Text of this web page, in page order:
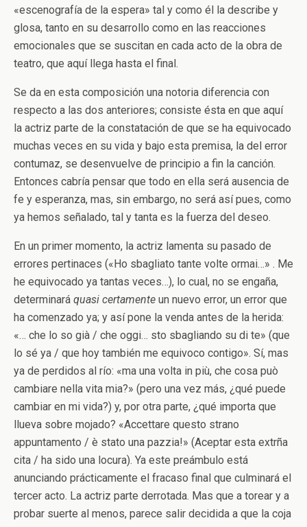
«escenografía de la espera» tal y como él la describe y
glosa, tanto en su desarrollo como en las reacciones
emocionales que se suscitan en cada acto de la obra de
teatro, que aquí llega hasta el final.
Se da en esta composición una notoria diferencia con
respecto a las dos anteriores; consiste ésta en que aquí
la actriz parte de la constatación de que se ha equivocado
muchas veces en su vida y bajo esta premisa, la del error
contumaz, se desenvuelve de principio a fin la canción.
Entonces cabría pensar que todo en ella será ausencia de
fe y esperanza, mas, sin embargo, no será así pues, como
ya hemos señalado, tal y tanta es la fuerza del deseo.
En un primer momento, la actriz lamenta su pasado de
errores pertinaces («Ho sbagliato tante volte ormai…» . Me
he equivocado ya tantas veces…), lo cual, no se engaña,
determinará quasi certamente un nuevo error, un error que
ha comenzado ya; y así pone la venda antes de la herida:
«… che lo so già / che oggi… sto sbagliando su di te» (que
lo sé ya / que hoy también me equivoco contigo». Sí, mas
ya de perdidos al río: «ma una volta in più, che cosa può
cambiare nella vita mia?» (pero una vez más, ¿qué puede
cambiar en mi vida?) y, por otra parte, ¿qué importa que
llueva sobre mojado? «Accettare questo strano
appuntamento / è stato una pazzia!» (Aceptar esta extrña
cita / ha sido una locura). Ya este preámbulo está
anunciando prácticamente el fracaso final que culminará el
tercer acto. La actriz parte derrotada. Mas que a torear y a
probar suerte al menos, parece salir decidida a que la coja